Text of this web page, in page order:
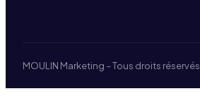
MOULIN Marketing – Tous droits réservés